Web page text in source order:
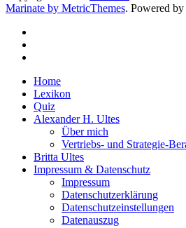
Marinate by MetricThemes. Powered by
Home
Lexikon
Quiz
Alexander H. Ultes
Über mich
Vertriebs- und Strategie-
Britta Ultes
Impressum & Datenschutz
Impressum
Datenschutzerklärung
Datenschutzeinstellungen
Datenauszug